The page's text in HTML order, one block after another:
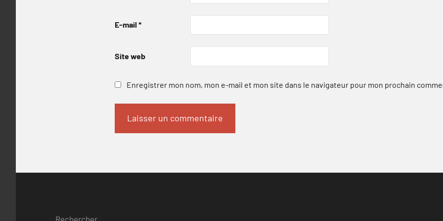
E-mail *
Site web
Enregistrer mon nom, mon e-mail et mon site dans le navigateur pour mon prochain
Rechercher